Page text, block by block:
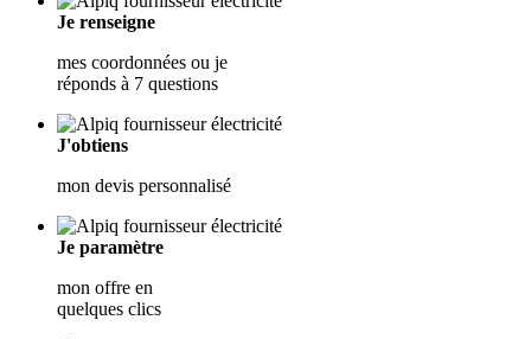
Je renseigne
mes coordonnées ou je
réponds à 7 questions
J'obtiens
mon devis personnalisé
Je paramètre
mon offre en
quelques clics